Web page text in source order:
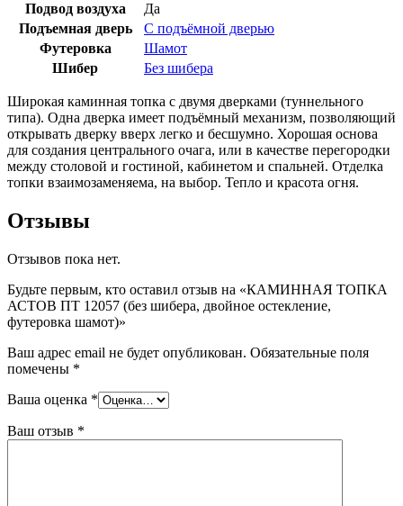
Подвод воздуха
Да
Подъемная дверь
С подъёмной дверью
Футеровка
Шамот
Шибер
Без шибера
Широкая каминная топка с двумя дверками (туннельного
типа). Одна дверка имеет подъёмный механизм, позволяющий
открывать дверку вверх легко и бесшумно. Хорошая основа
для создания центрального очага, или в качестве перегородки
между столовой и гостиной, кабинетом и спальней. Отделка
топки взаимозаменяема, на выбор. Тепло и красота огня.
Отзывы
Отзывов пока нет.
Будьте первым, кто оставил отзыв на «КАМИННАЯ ТОПКА
АСТОВ ПТ 12057 (без шибера, двойное остекление,
футеровка шамот)»
Ваш адрес email не будет опубликован. Обязательные поля
помечены *
Ваша оценка *
Ваш отзыв *